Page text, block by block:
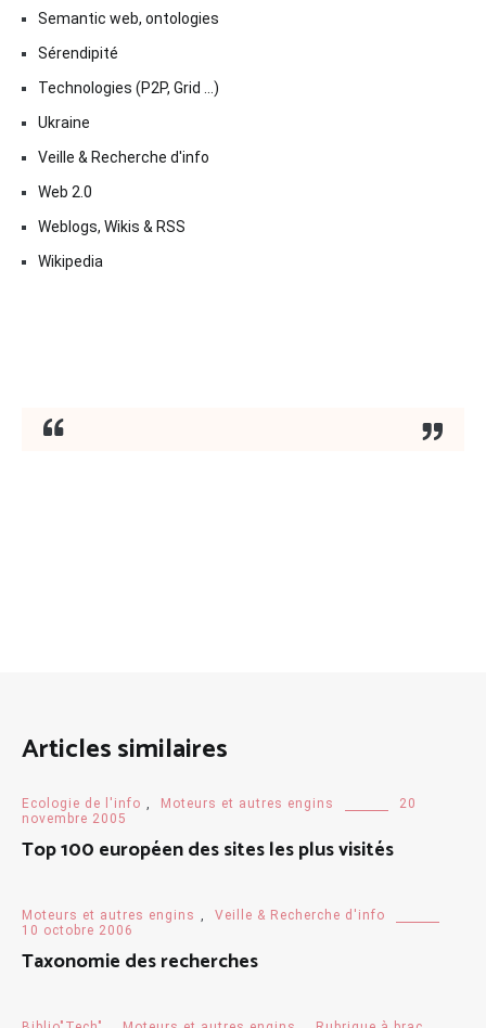
Semantic web, ontologies
Sérendipité
Technologies (P2P, Grid …)
Ukraine
Veille & Recherche d'info
Web 2.0
Weblogs, Wikis & RSS
Wikipedia
Articles similaires
Ecologie de l'info , Moteurs et autres engins
20
novembre 2005
Top 100 européen des sites les plus visités
Moteurs et autres engins ,
Veille & Recherche d'info
10 octobre 2006
Taxonomie des recherches